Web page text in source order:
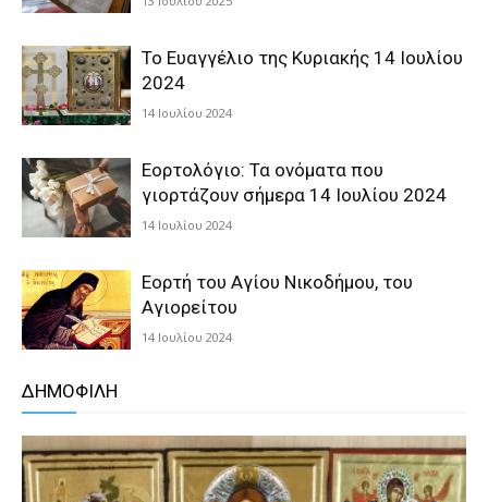
Το Ευαγγέλιο της Κυριακής 14 Ιουλίου
2024
14 Ιουλίου 2024
Εορτολόγιο: Τα ονόματα που
γιορτάζουν σήμερα 14 Ιουλίου 2024
14 Ιουλίου 2024
Εορτή του Αγίου Νικοδήμου, του
Αγιορείτου
14 Ιουλίου 2024
ΔΗΜΟΦΙΛΗ